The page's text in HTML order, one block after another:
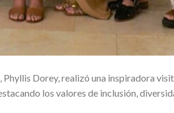
Dorey, realizó una inspiradora
los valores de inclusión,